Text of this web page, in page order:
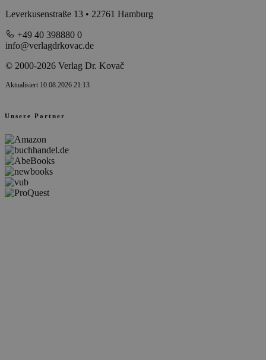
Leverkusenstraße 13 • 22761 Hamburg
+49 40 398880 0
info@verlagdrkovac.de
© 2000-2026 Verlag Dr. Kovač
Aktualisiert 10.08.2026 21:13
Unsere Partner